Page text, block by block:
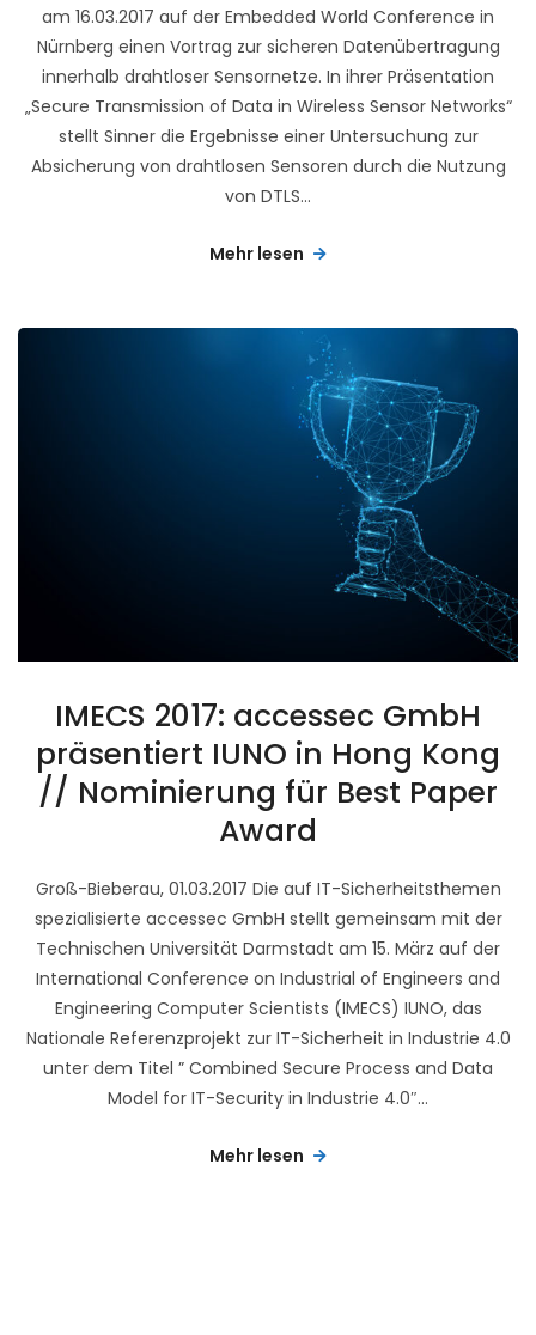
am 16.03.2017 auf der Embedded World Conference in
Nürnberg einen Vortrag zur sicheren Datenübertragung
innerhalb drahtloser Sensornetze. In ihrer Präsentation
„Secure Transmission of Data in Wireless Sensor Networks“
stellt Sinner die Ergebnisse einer Untersuchung zur
Absicherung von drahtlosen Sensoren durch die Nutzung
von DTLS...
Mehr lesen
IMECS 2017: accessec GmbH
präsentiert IUNO in Hong Kong
// Nominierung für Best Paper
Award
Groß-Bieberau, 01.03.2017 Die auf IT-Sicherheitsthemen
spezialisierte accessec GmbH stellt gemeinsam mit der
Technischen Universität Darmstadt am 15. März auf der
International Conference on Industrial of Engineers and
Engineering Computer Scientists (IMECS) IUNO, das
Nationale Referenzprojekt zur IT-Sicherheit in Industrie 4.0
unter dem Titel ” Combined Secure Process and Data
Model for IT-Security in Industrie 4.0″...
Mehr lesen